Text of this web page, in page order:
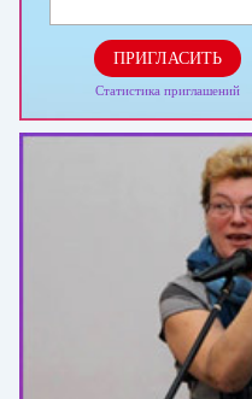
ПРИГЛАСИТЬ
Статистика приглашений